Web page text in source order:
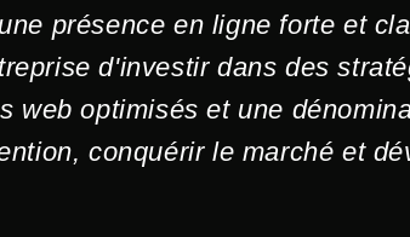
présence en ligne forte et
d'investir dans des
web optimisés et une
conquérir le marché et